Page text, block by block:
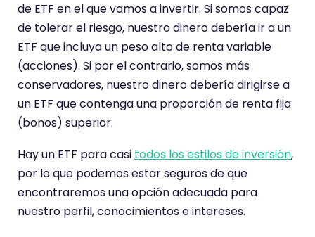
de ETF en el que vamos a invertir. Si somos capaz
de tolerar el riesgo, nuestro dinero debería ir a un
ETF que incluya un peso alto de renta variable
(acciones). Si por el contrario, somos más
conservadores, nuestro dinero debería dirigirse a
un ETF que contenga una proporción de renta fija
(bonos) superior.
Hay un ETF para casi todos los estilos de inversión,
por lo que podemos estar seguros de que
encontraremos una opción adecuada para
nuestro perfil, conocimientos e intereses.